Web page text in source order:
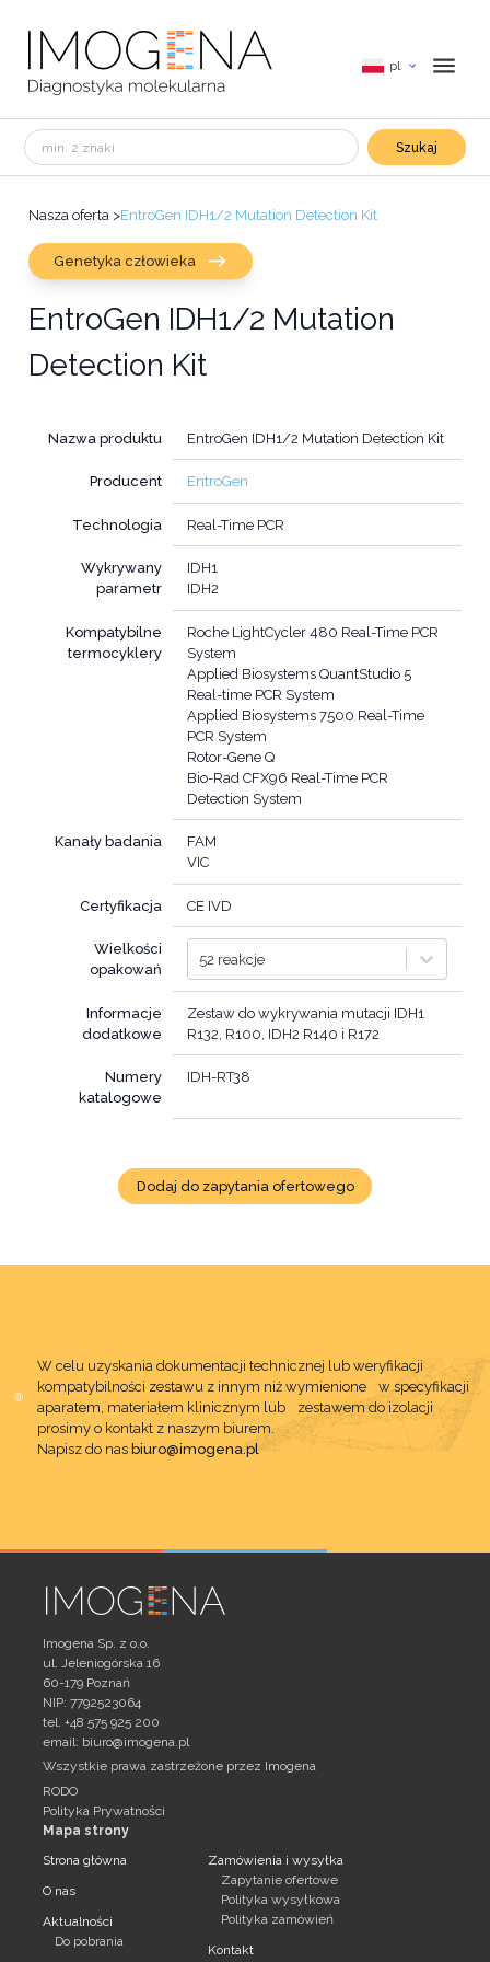
pl
Szukaj
Nasza oferta >EntroGen IDH1/2 Mutation Detection Kit
Genetyka człowieka
EntroGen IDH1/2 Mutation
Detection Kit
Nazwa produktu EntroGen IDH1/2 Mutation Detection Kit
Producent EntroGen
Technologia Real-Time PCR
Wykrywany
parametr
IDH1
IDH2
Kompatybilne
termocyklery
Roche LightCycler 480 Real-Time PCR
System
Applied Biosystems QuantStudio 5
Real-time PCR System
Applied Biosystems 7500 Real-Time
PCR System
Rotor-Gene Q
Bio-Rad CFX96 Real-Time PCR
Detection System
Kanały badania
FAM
VIC
Certyfikacja CE IVD
Wielkości
opakowań
52 reakcje
Informacje
dodatkowe
Zestaw do wykrywania mutacji IDH1
R132, R100, IDH2 R140 i R172
Numery
katalogowe
IDH-RT38
Dodaj do zapytania ofertowego
W celu uzyskania dokumentacji technicznej lub weryfikacji
kompatybilności zestawu z innym niż wymienione w specyfikacji
aparatem, materiałem klinicznym lub zestawem do izolacji
prosimy o kontakt z naszym biurem.
Napisz do nas biuro@imogena.pl
Imogena Sp. z o.o.
ul. Jeleniogórska 16
60-179 Poznań
NIP: 7792523064
tel. +48 575 925 200
email: biuro@imogena.pl
Wszystkie prawa zastrzeżone przez Imogena
RODO
Polityka Prywatności
Mapa strony
Strona główna
O nas
Aktualności
Do pobrania
Zamówienia i wysyłka
Zapytanie ofertowe
Polityka wysyłkowa
Polityka zamówień
Kontakt